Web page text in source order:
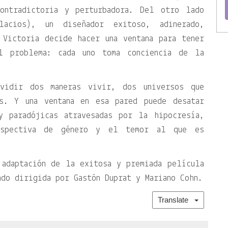
y perturbadora. Del otro lado
un diseñador exitoso, adinerado,
decide hacer una ventana para tener
cada uno toma conciencia de la
dos maneras vivir, dos universos que
Y una ventana en esa pared puede desatar
paradójicas atravesadas por la hipocresía,
de género y el temor al que es
de la exitosa y premiada película
dirigida por Gastón Duprat y Mariano Cohn.
Translate